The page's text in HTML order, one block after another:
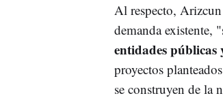
Al respecto,
demanda existente,
entidades públicas
proyectos
se construyen de la